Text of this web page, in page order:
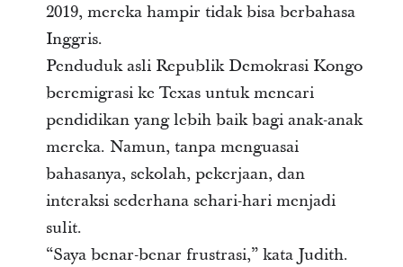
2019, mereka hampir tidak bisa berbahasa
Inggris.
Penduduk asli Republik Demokrasi Kongo
beremigrasi ke Texas untuk mencari
pendidikan yang lebih baik bagi anak-anak
mereka. Namun, tanpa menguasai
bahasanya, sekolah, pekerjaan, dan
interaksi sederhana sehari-hari menjadi
sulit.
“Saya benar-benar frustrasi,” kata Judith.